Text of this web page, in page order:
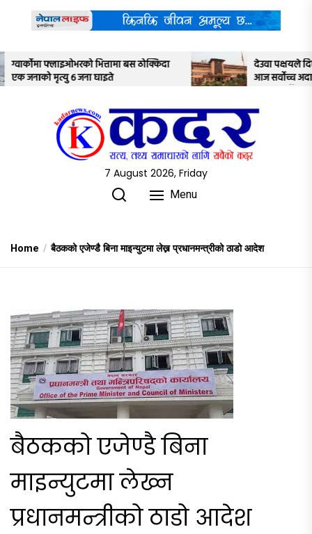
content
देउवा पक्षयले दिएकोे पुनरावलोकन निवेदनमाथि
आज सर्वोच्च अदालतका तीन न्यायाधीशले
7 August 2026, Friday
Menu
Home बैठकको एजेण्डै बिना माइन्युटमा लेख्न प्रधानमन्त्रीको ठाडो आदेश
बैठकको एजेण्डै बिना
माइन्युटमा लेख्न
प्रधानमन्त्रीको ठाडो आदेश